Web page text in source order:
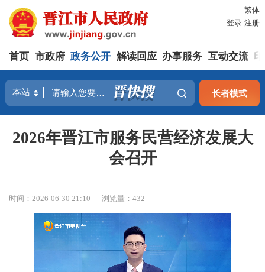
繁体
登录 注册
首页 市政府 政务公开 解读回应 办事服务 互动交流
长者模式
2026年晋江市服务民营经济发展大
会召开
时间：2026-06-30 21:10 浏览量：432